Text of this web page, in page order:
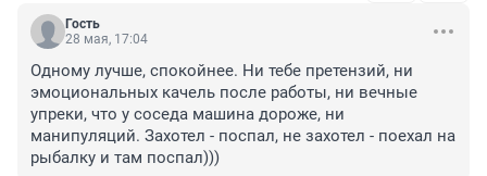
Гость
28 мая, 17:04
Одному лучше, спокойнее. Ни тебе претензий, ни
эмоциональных качель после работы, ни вечные
упреки, что у соседа машина дороже, ни
манипуляций. Захотел - поспал, не захотел - поехал на
рыбалку и там поспал)))